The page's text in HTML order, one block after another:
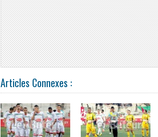
Articles Connexes :